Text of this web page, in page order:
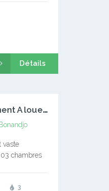
–
Détails
A
ppartement A louer Bonandjo
Bonandjo
vaste
chambres
salon 01
3